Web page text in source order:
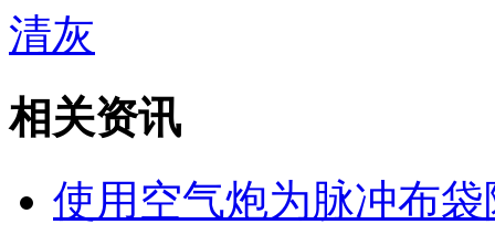
清灰
相关资讯
使用空气炮为脉冲布